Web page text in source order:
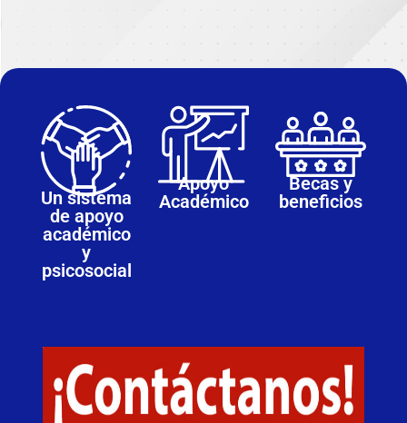
Un sistema
de apoyo
académico
y
psicosocial
Apoyo
Académico
Becas y
beneficios